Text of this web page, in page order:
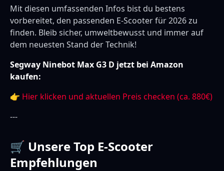
Mit diesen umfassenden Infos bist du bestens
vorbereitet, den passenden E-Scooter für 2026 zu
finden. Bleib sicher, umweltbewusst und immer auf
dem neuesten Stand der Technik!
Segway Ninebot Max G3 D jetzt bei Amazon
kaufen:
👉 Hier klicken und aktuellen Preis checken (ca. 880€)
---
🛒 Unsere Top E-Scooter
Empfehlungen